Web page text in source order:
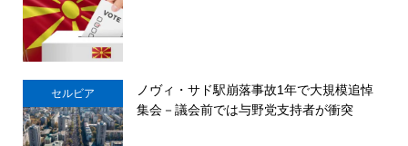
セルビア
ノヴィ・サド駅崩落事故1年で大規模追悼
集会－議会前では与野党支持者が衝突